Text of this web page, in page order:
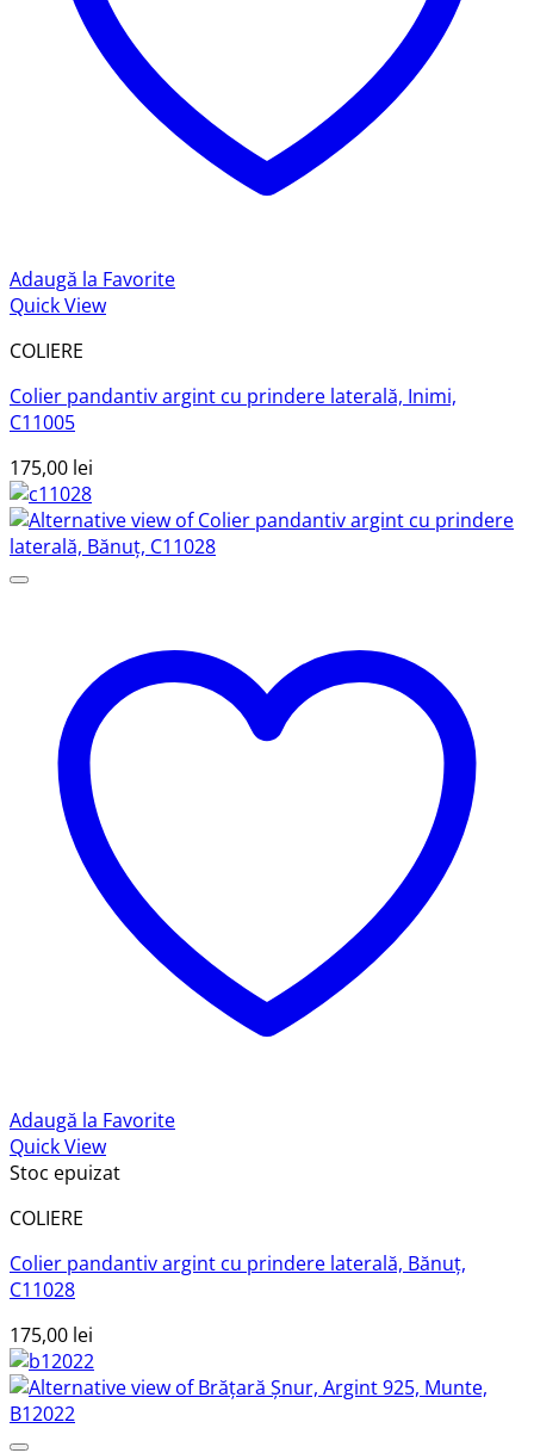
Adaugă la Favorite
Quick View
COLIERE
Colier pandantiv argint cu prindere laterală, Inimi,
C11005
175,00 lei
Adaugă la Favorite
Quick View
Stoc epuizat
COLIERE
Colier pandantiv argint cu prindere laterală, Bănuț,
C11028
175,00 lei